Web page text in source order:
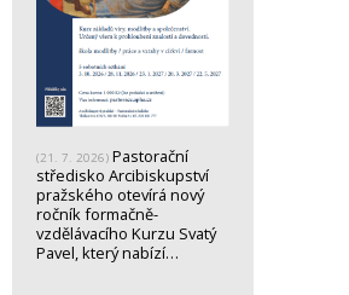
(21. 7. 2026) Pastorační
středisko Arcibiskupství
pražského otevírá nový
ročník formačně-
vzdělávacího Kurzu Svatý
Pavel, který nabízí…